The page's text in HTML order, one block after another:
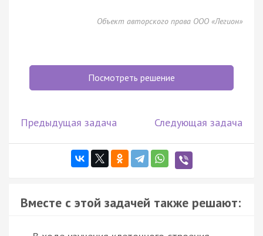
Объект авторского права ООО «Легион»
Посмотреть решение
Предыдущая задача Следующая задача
Вместе с этой задачей также решают: